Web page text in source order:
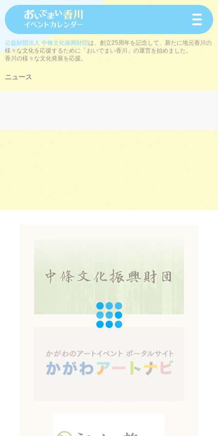
toggle
公益財団法人 中條文化振興財団 は、創立25周年を記念して、新たに地元香川の
様々な文化を応援するために「おいでまい香川」の運営を始めました。
香川の様々な文化発展を応援。
ニュース